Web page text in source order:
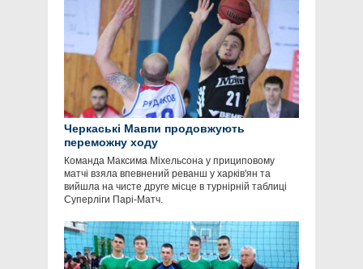
Черкаські Мавпи продовжують
переможну ходу
Команда Максима Міхельсона у прициповому
матчі взяла впевнений реванш у харків'ян та
вийшла на чисте друге місце в турнірній таблиці
Суперліги Парі-Матч.